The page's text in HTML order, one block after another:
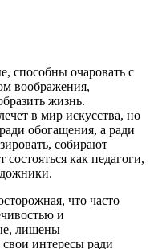
способны очаровать с
воображения,
жизнь.
в мир искусства, но
обогащения, а ради
собирают
как педагоги,
что часто
и
лишены
интересы ради